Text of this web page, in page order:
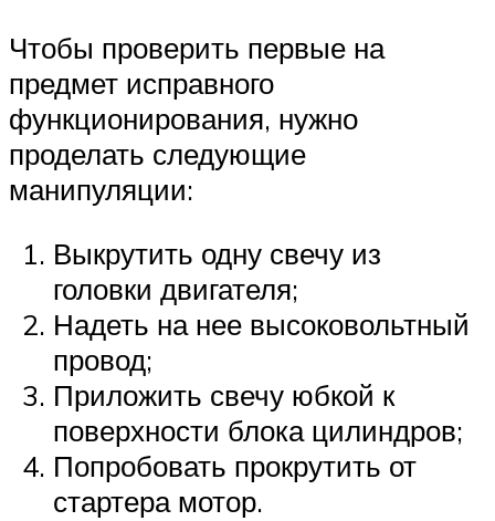
Чтобы проверить первые на
предмет исправного
функционирования, нужно
проделать следующие
манипуляции:
Выкрутить одну свечу из
головки двигателя;
Надеть на нее высоковольтный
провод;
Приложить свечу юбкой к
поверхности блока цилиндров;
Попробовать прокрутить от
стартера мотор.